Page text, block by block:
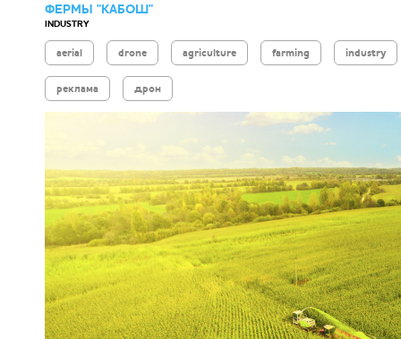
ФЕРМЫ "КАБОШ"
INDUSTRY
aerial drone agriculture farming industry
реклама дрон